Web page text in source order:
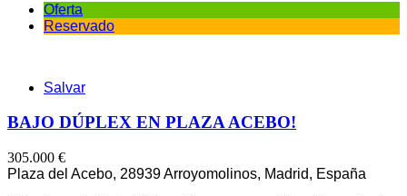
Oferta
Reservado
Salvar
BAJO DÚPLEX EN PLAZA ACEBO!
305.000 €
Plaza del Acebo, 28939 Arroyomolinos, Madrid, España